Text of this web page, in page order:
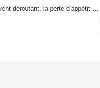
déroutant, la perte d’appétit …